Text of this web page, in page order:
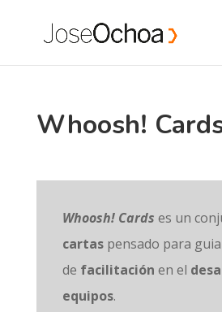
Whoosh!
Whoosh! Cards es un
cartaspensado para
de facilitación en el
equipos.